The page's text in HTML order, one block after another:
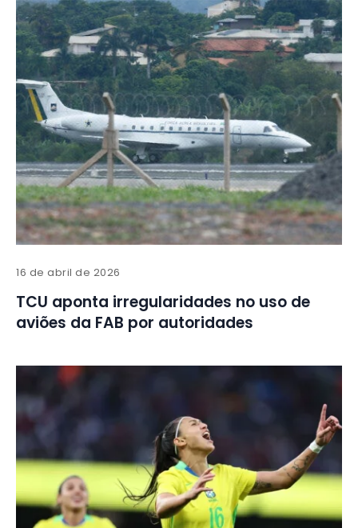
16 de abril de 2026
TCU aponta irregularidades no uso de
aviões da FAB por autoridades